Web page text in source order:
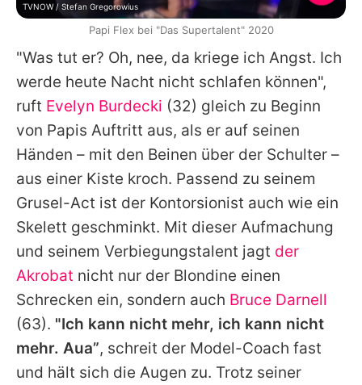
"Was tut er? Oh, nee, da kriege ich Angst. Ich
werde heute Nacht nicht schlafen können",
ruft Evelyn Burdecki (32) gleich zu Beginn
von Papis Auftritt aus, als er auf seinen
Händen – mit den Beinen über der Schulter –
aus einer Kiste kroch. Passend zu seinem
Grusel-Act ist der Kontorsionist auch wie ein
Skelett geschminkt. Mit dieser Aufmachung
und seinem Verbiegungstalent jagt der
Akrobat nicht nur der Blondine einen
Schrecken ein, sondern auch Bruce Darnell
(63). "Ich kann nicht mehr, ich kann nicht
mehr. Aua”, schreit der Model-Coach fast
und hält sich die Augen zu. Trotz seiner
TVNOW / Stefan Gregorowius
Papi Flex bei "Das Supertalent" 2020